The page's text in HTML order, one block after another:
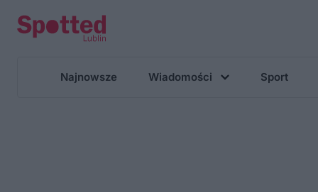
Najnowsze Wiadomości Sport